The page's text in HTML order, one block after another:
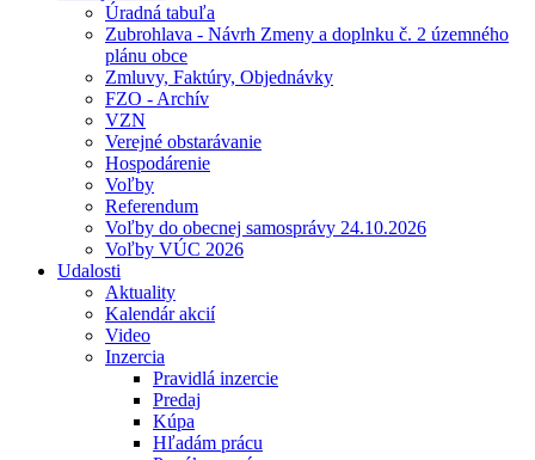
Úradná tabuľa
Zubrohlava - Návrh Zmeny a doplnku č. 2 územného
plánu obce
Zmluvy, Faktúry, Objednávky
FZO - Archív
VZN
Verejné obstarávanie
Hospodárenie
Voľby
Referendum
Voľby do obecnej samosprávy 24.10.2026
Voľby VÚC 2026
Udalosti
Aktuality
Kalendár akcií
Video
Inzercia
Pravidlá inzercie
Predaj
Kúpa
Hľadám prácu